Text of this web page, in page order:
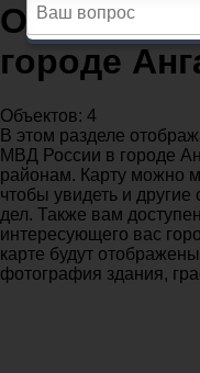
городе
Объектов: 4
В этом разделе
МВД России в городе
районам. Карту можно
чтобы увидеть и
дел. Также вам
интересующего вас
карте будут
фотография здания,